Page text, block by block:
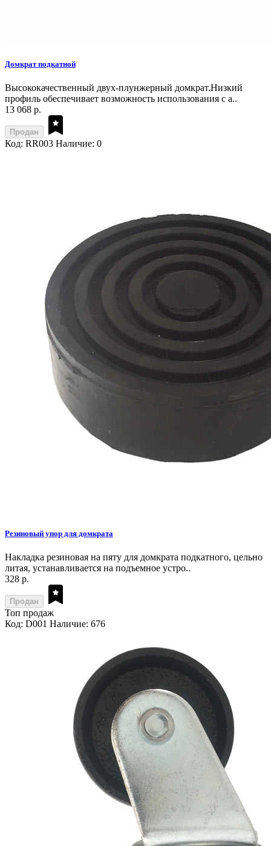
Домкрат подкатной
Высококачественный двух-плунжерный домкрат.Низкий
профиль обеспечивает возможность использования с а..
13 068 р.
Продан
Код: RR003 Наличие: 0
Резиновый упор для домкрата
Накладка резиновая на пяту для домкрата подкатного, цельно
литая, устанавливается на подъемное устро..
328 р.
Продан
Топ продаж
Код: D001 Наличие: 676